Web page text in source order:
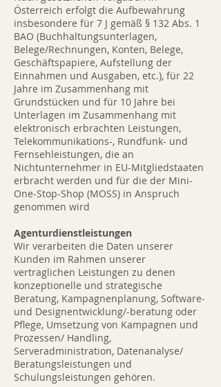
Österreich erfolgt die Aufbewahrung
insbesondere für 7 J gemäß § 132 Abs. 1
BAO (Buchhaltungsunterlagen,
Belege/Rechnungen, Konten, Belege,
Geschäftspapiere, Aufstellung der
Einnahmen und Ausgaben, etc.), für 22
Jahre im Zusammenhang mit
Grundstücken und für 10 Jahre bei
Unterlagen im Zusammenhang mit
elektronisch erbrachten Leistungen,
Telekommunikations-, Rundfunk- und
Fernsehleistungen, die an
Nichtunternehmer in EU-Mitgliedstaaten
erbracht werden und für die der Mini-
One-Stop-Shop (MOSS) in Anspruch
genommen wird
Agenturdienstleistungen
Wir verarbeiten die Daten unserer
Kunden im Rahmen unserer
vertraglichen Leistungen zu denen
konzeptionelle und strategische
Beratung, Kampagnenplanung, Software-
und Designentwicklung/-beratung oder
Pflege, Umsetzung von Kampagnen und
Prozessen/ Handling,
Serveradministration, Datenanalyse/
Beratungsleistungen und
Schulungsleistungen gehören.